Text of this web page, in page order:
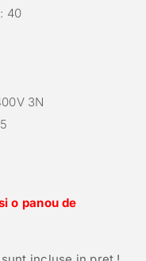
40
3N
o panou de